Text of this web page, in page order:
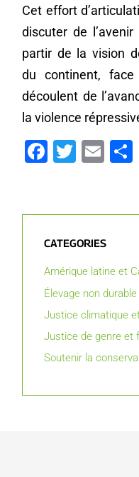
Cet effort
discuter de
partir de la vision
du continent,
découlent de
la violence
Facebook
Twitter
CATEGORIES
Amérique latine et
Élevage non durable
Justice climatique
Justice de genre et
Soutenir la